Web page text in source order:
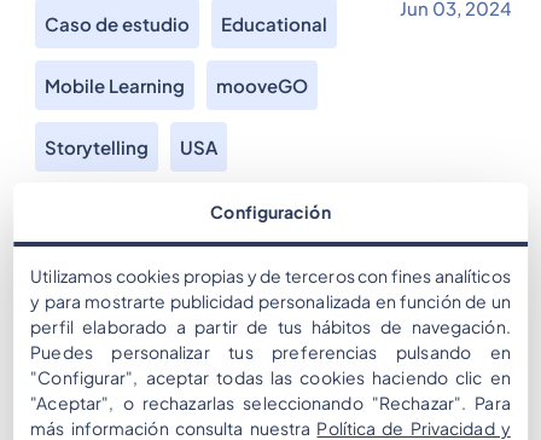
Caso de estudio Educational
Mobile Learning mooveGO
Storytelling USA
Jun 03, 2024
Durante más de una década, hemos desarrollado la
tecnología para utilizar el GPS de dispositivos móviles y
ofrecer experiencias gamificadas y atractivas. Nuestros
socios aportan su creatividad e ingenio para crear
experiencias increíbles. Hoy presentamos un ejemplo
de cómo este conocimiento combinado puede
utilizarse para acercar historias históricas al público,
proporcionando conocimiento de una manera […]
Configuración
Utilizamos cookies propias y de terceros con fines analíticos
y para mostrarte publicidad personalizada en función de un
perfil elaborado a partir de tus hábitos de navegación.
Puedes personalizar tus preferencias pulsando en
"Configurar", aceptar todas las cookies haciendo clic en
"Aceptar", o rechazarlas seleccionando "Rechazar". Para
más información consulta nuestra Política de Privacidad y